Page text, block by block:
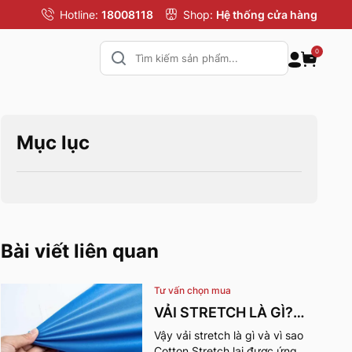
Hotline: 18008118 Shop: Hệ thống cửa hàng
0
Mục lục
Bài viết liên quan
Tư vấn chọn mua
VẢI STRETCH LÀ GÌ?
NHỮNG ƯU ĐIỂM VÀ
Vậy vải stretch là gì và vì sao